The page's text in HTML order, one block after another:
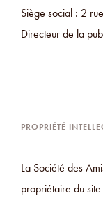
Siège social : 2
Directeur de la
PROPRIÉTÉ
La Société des
propriétaire du